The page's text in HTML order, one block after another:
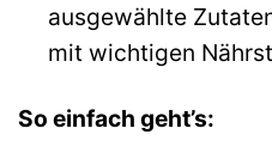
ausgewählte
mit wichtigen
So einfach geht’s: